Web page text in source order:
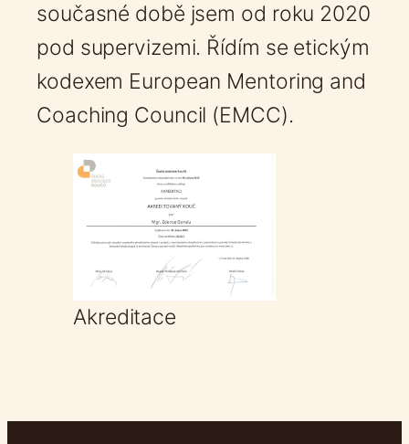
současné době jsem od roku 2020
pod supervizemi. Řídím se etickým
kodexem European Mentoring and
Coaching Council (EMCC).
Akreditace